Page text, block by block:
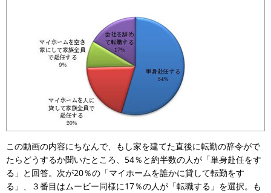
この動画の内容にちなんで、もし家を建てた直後に転勤の辞令がで
たらどうするか聞いたところ、54％と約半数の人が「単身赴任をす
る」と回答。次が20％の「マイホームを誰かに貸して転勤をす
る」、３番目はムービー同様に17％の人が「転職する」を選択。も